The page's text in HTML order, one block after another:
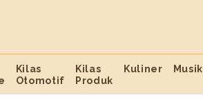
Kilas
Otomotif
Kilas
Produk
Kuliner Musik